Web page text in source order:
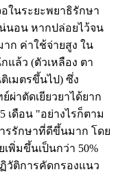
ในระยะพยาธิรักษา
นอน หากปล่อยไว้จน
ก ค่าใช้จ่ายสูง ใน
ล้ว (ตัวเหลือง ตา
เมตรขึ้นไป) ซึ่ง
ผ่าตัดเยียวยาได้ยาก
เดือน "อย่างไรก็ตาม
รรักษาที่ดีขึ้นมาก โดย
เพิ่มขึ้นเป็นกว่า 50%
วัติการคัดกรองแนว